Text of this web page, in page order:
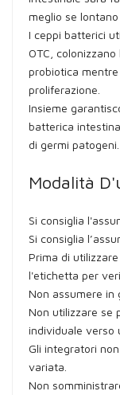
meglio se lontano
I ceppi batterici
OTC,
probiotica
proliferazione.
Insieme
batterica
di germi patogeni.
Modalità
Si consiglia
Si consiglia
Prima di
l'etichetta per
Non assumere in
Non utilizzare se
individuale verso
Gli integratori
variata.
Non